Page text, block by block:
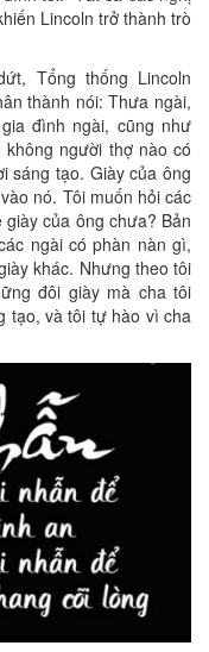
Lincoln trở thành trò
Tổng thống Lincoln
thành nói: Thưa ngài,
đình ngài, cũng như
người thợ nào có
sáng tạo. Giày của ông
nó. Tôi muốn hỏi các
của ông chưa? Bản
ngài có phàn nàn gì,
khác. Nhưng theo tôi
đôi giày mà cha tôi
tạo, và tôi tự hào vì cha